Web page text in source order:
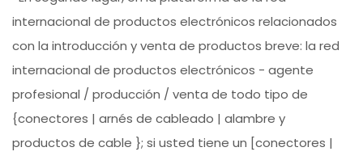
internacional de productos electrónicos relacionados
con la introducción y venta de productos breve: la red
internacional de productos electrónicos - agente
profesional / producción / venta de todo tipo de
{conectores | arnés de cableado | alambre y
productos de cable }; si usted tiene un [conectores |